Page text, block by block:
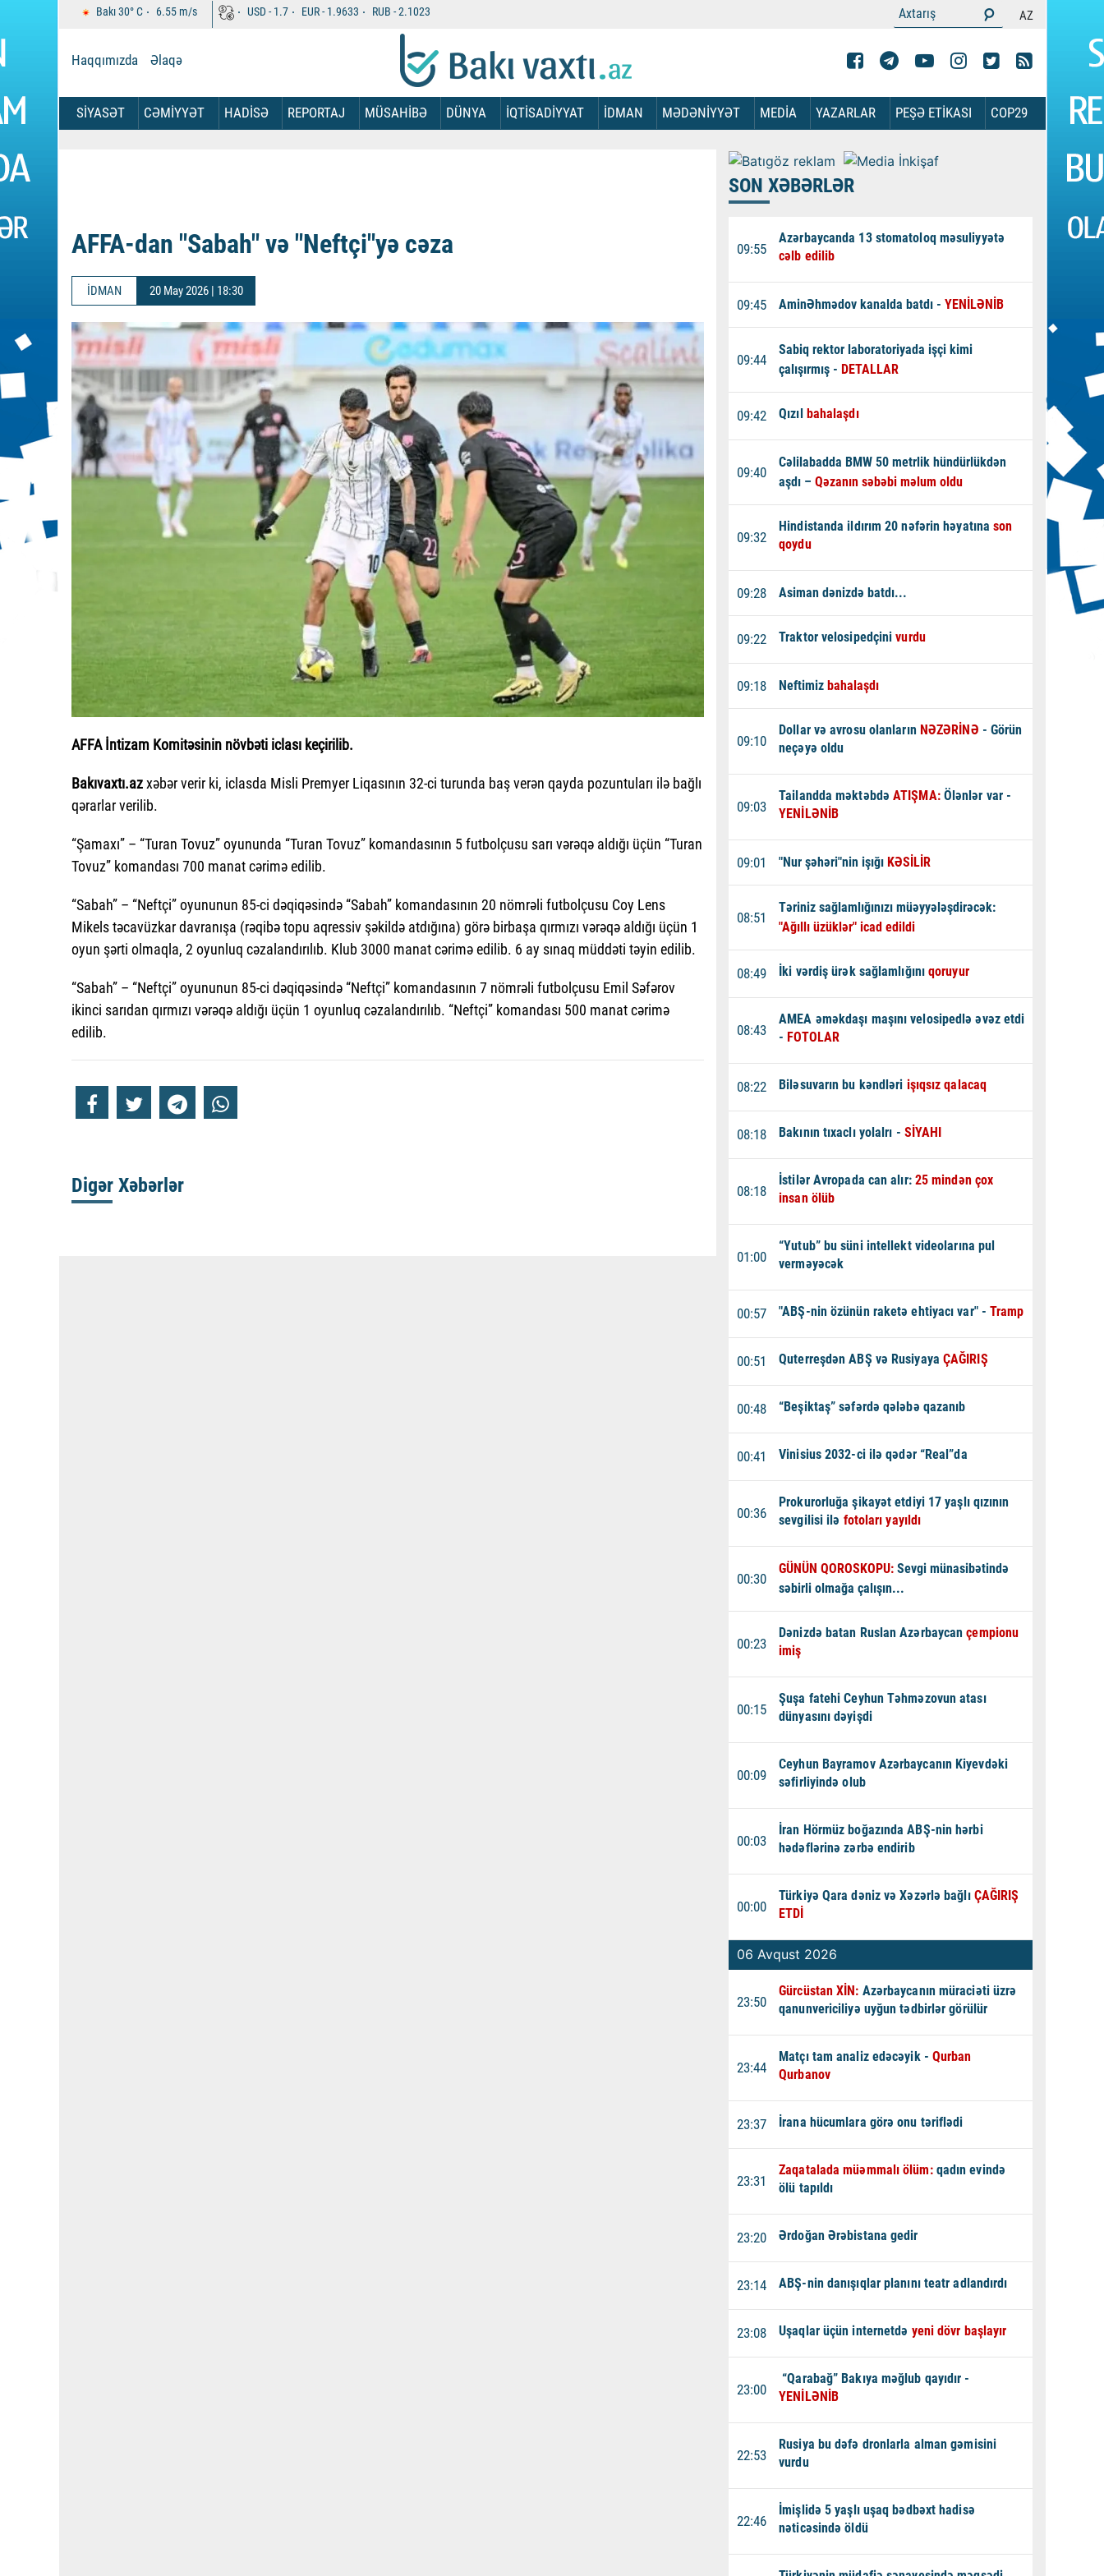
Bakı30°C 6.55m/s USD -1.7 EUR -1.9633 RUB -2.1023 AZ
Haqqımızda Əlaqə
SİYASƏT CƏMİYYƏT HADİSƏ REPORTAJ MÜSAHİBƏ DÜNYA İQTİSADİYYAT İDMAN MƏDƏNİYYƏT MEDİA YAZARLAR PEŞƏ ETİKASI COP29
AFFA-dan "Sabah" və "Neftçi"yə cəza
İDMAN 20 May 2026 | 18:30
AFFA İntizam Komitəsinin növbəti iclası keçirilib.
Bakıvaxtı.azxəbər verir ki, iclasda Misli Premyer Liqasının 32-ci turunda baş verən qayda pozuntuları ilə bağlı
qərarlar verilib.
“Şamaxı” – “Turan Tovuz” oyununda “Turan Tovuz” komandasının 5 futbolçusu sarı vərəqə aldığı üçün “Turan
Tovuz” komandası 700 manat cərimə edilib.
“Sabah” – “Neftçi” oyununun 85-ci dəqiqəsində “Sabah” komandasının 20 nömrəli futbolçusu Coy Lens
Mikels təcavüzkar davranışa (rəqibə topu aqressiv şəkildə atdığına) görə birbaşa qırmızı vərəqə aldığı üçün 1
oyun şərti olmaqla, 2 oyunluq cəzalandırılıb. Klub 3000 manat cərimə edilib. 6 ay sınaq müddəti təyin edilib.
“Sabah” – “Neftçi” oyununun 85-ci dəqiqəsində “Neftçi” komandasının 7 nömrəli futbolçusu Emil Səfərov
ikinci sarıdan qırmızı vərəqə aldığı üçün 1 oyunluq cəzalandırılıb. “Neftçi” komandası 500 manat cərimə
edilib.
Digər Xəbərlər
SON XƏBƏRLƏR
09:55
Azərbaycanda 13 stomatoloq məsuliyyətə
cəlb edilib
09:45 AminƏhmədov kanalda batdı -YENİLƏNİB
09:44
Sabiq rektor laboratoriyada işçi kimi
çalışırmış - DETALLAR
09:42 Qızıl bahalaşdı
09:40
Cəlilabadda BMW 50 metrlik hündürlükdən
aşdı –Qəzanın səbəbi məlum oldu
09:32
Hindistanda ildırım 20 nəfərin həyatınason
qoydu
09:28 Asiman dənizdə batdı...
09:22 Traktor velosipedçinivurdu
09:18 Neftimizbahalaşdı
09:10
Dollar və avrosu olanların NƏZƏRİNƏ - Görün
neçəyə oldu
09:03
Tailandda məktəbdəATIŞMA:Ölənlər var -
YENİLƏNİB
09:01 "Nur şəhəri"nin işığı KƏSİLİR
08:51
Təriniz sağlamlığınızı müəyyələşdirəcək:
"Ağıllı üzüklər" icad edildi
08:49 İki vərdiş ürək sağlamlığınıqoruyur
08:43
AMEA əməkdaşı maşını velosipedlə əvəz etdi
- FOTOLAR
08:22 Biləsuvarın bu kəndləri işıqsız qalacaq
08:18 Bakının tıxaclı yolalrı - SİYAHI
08:18
İstilər Avropada can alır:25 mindən çox
insan ölüb
01:00
“Yutub” bu süni intellekt videolarına pul
verməyəcək
00:57 "ABŞ-nin özünün raketə ehtiyacı var" -Tramp
00:51 Quterreşdən ABŞ və Rusiyaya ÇAĞIRIŞ
00:48 “Beşiktaş” səfərdə qələbə qazanıb
00:41 Vinisius 2032-ci ilə qədər “Real”da
00:36
Prokurorluğa şikayət etdiyi 17 yaşlı qızının
sevgilisi ilə fotoları yayıldı
00:30
GÜNÜN QOROSKOPU:Sevgi münasibətində
səbirli olmağa çalışın...
00:23
Dənizdə batan Ruslan Azərbaycançempionu
imiş
00:15
Şuşa fatehi Ceyhun Təhməzovun atası
dünyasını dəyişdi
00:09
Ceyhun Bayramov Azərbaycanın Kiyevdəki
səfirliyində olub
00:03
İran Hörmüz boğazında ABŞ-nin hərbi
hədəflərinə zərbə endirib
00:00
Türkiyə Qara dəniz və Xəzərlə bağlı ÇAĞIRIŞ
ETDİ
06 Avqust 2026
23:50
Gürcüstan XİN: Azərbaycanın müraciəti üzrə
qanunvericiliyə uyğun tədbirlər görülür
23:44
Matçı tam analiz edəcəyik - Qurban
Qurbanov
23:37 İrana hücumlara görə onu təriflədi
23:31
Zaqatalada müəmmalı ölüm: qadın evində
ölü tapıldı
23:20 Ərdoğan Ərəbistana gedir
23:14 ABŞ-nin danışıqlar planını teatr adlandırdı
23:08 Uşaqlar üçün internetdə yeni dövr başlayır
23:00
“Qarabağ” Bakıya məğlub qayıdır -
YENİLƏNİB
22:53
Rusiya bu dəfə dronlarla alman gəmisini
vurdu
22:46
İmişlidə 5 yaşlı uşaq bədbəxt hadisə
nəticəsində öldü